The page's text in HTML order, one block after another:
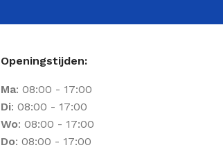
Openingstijden:
Ma: 08:00 - 17:00
Di: 08:00 - 17:00
Wo: 08:00 - 17:00
Do: 08:00 - 17:00